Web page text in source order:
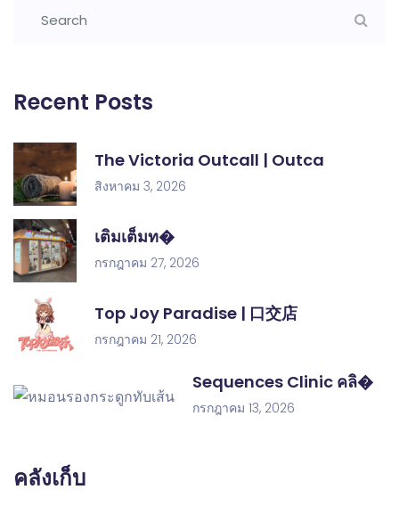
Recent Posts
The Victoria Outcall | Outca
สิงหาคม 3, 2026
เติมเต็มท�
กรกฎาคม 27, 2026
Top Joy Paradise | 口交店
กรกฎาคม 21, 2026
Sequences Clinic คลิ�
กรกฎาคม 13, 2026
คลังเก็บ